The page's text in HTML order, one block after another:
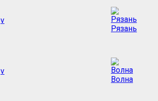
v
Рязань
v
Волна